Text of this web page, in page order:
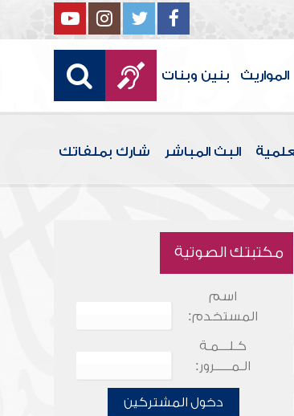
المواريث بنين وبنات
البث المباشر شارك بملفاتك
مكتبتك الصوتية
اسم
المستخدم:
كـلـــمـة
الـمـــــرور:
دخول المشتركين